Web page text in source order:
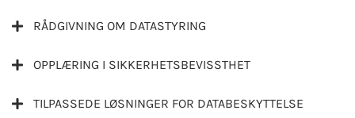
RÅDGIVNING OM DATASTYRING
OPPLÆRING I SIKKERHETSBEVISSTHET
TILPASSEDE LØSNINGER FOR DATABESKYTTELSE